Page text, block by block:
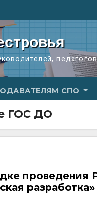
СПО
ГОС ДО
проведения
разработка»